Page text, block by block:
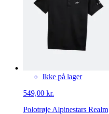
Ikke på lager
549,00 kr.
Polotrøje Alpinestars Realm